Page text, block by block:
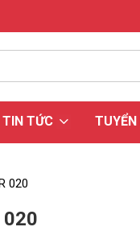
TIN TỨC TUYỂN
020
020